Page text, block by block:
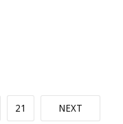
21 NEXT